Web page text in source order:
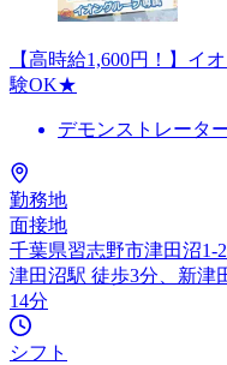
【高時給1,600円！】イ
験OK★
デモンストレータ
勤務地
面接地
千葉県習志野市津田沼1-
津田沼駅 徒歩3分、新津
14分
シフト